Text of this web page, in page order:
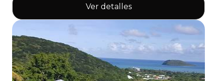
Ver detalles